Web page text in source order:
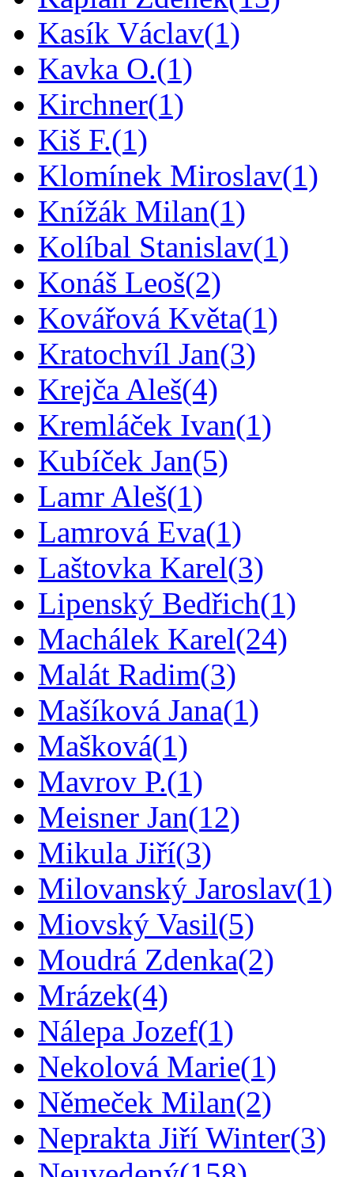
Kasík Václav(1)
Kavka O.(1)
Kirchner(1)
Kiš F.(1)
Klomínek Miroslav(1)
Knížák Milan(1)
Kolíbal Stanislav(1)
Konáš Leoš(2)
Kovářová Květa(1)
Kratochvíl Jan(3)
Krejča Aleš(4)
Kremláček Ivan(1)
Kubíček Jan(5)
Lamr Aleš(1)
Lamrová Eva(1)
Laštovka Karel(3)
Lipenský Bedřich(1)
Machálek Karel(24)
Malát Radim(3)
Mašíková Jana(1)
Mašková(1)
Mavrov P.(1)
Meisner Jan(12)
Mikula Jiří(3)
Milovanský Jaroslav(1)
Miovský Vasil(5)
Moudrá Zdenka(2)
Mrázek(4)
Nálepa Jozef(1)
Nekolová Marie(1)
Němeček Milan(2)
Neprakta Jiří Winter(3)